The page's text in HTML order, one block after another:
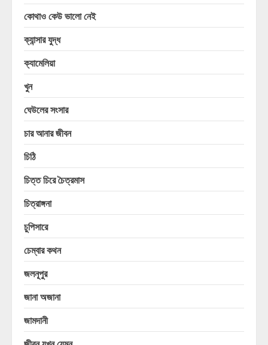
কোথাও কেউ ভালো নেই
ক্যান্সার যুদ্ধ
ক্যামেলিয়া
খুন
ঘেউলের সংসার
চার আনার জীবন
চিঠি
চিত্ত চিরে চৈত্রমাস
চিত্রাঙ্গনা
চুপিসারে
চেম্বার কথন
জলনূপুর
জানা অজানা
জামদানী